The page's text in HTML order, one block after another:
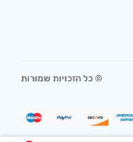
© כל הזכויות שמורות